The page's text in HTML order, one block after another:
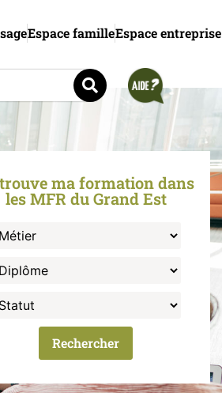
Espace familleEspace entreprise
ma formation dans
les MFR du Grand Est
Rechercher